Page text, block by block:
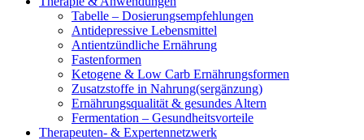
Tabelle – Dosierungsempfehlungen
Antidepressive Lebensmittel
Antientzündliche Ernährung
Fastenformen
Ketogene & Low Carb Ernährungsformen
Zusatzstoffe in Nahrung(sergänzung)
Ernährungsqualität & gesundes Altern
Fermentation – Gesundheitsvorteile
Therapeuten- & Expertennetzwerk